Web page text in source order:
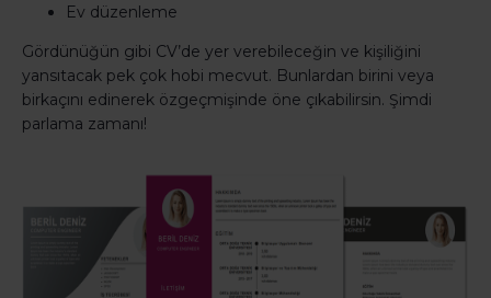
Ev düzenleme
Gördünüğün gibi CV’de yer verebileceğin ve kişiliğini
yansıtacak pek çok hobi mecvut. Bunlardan birini veya
birkaçını edinerek özgeçmişinde öne çıkabilirsin. Şimdi
parlama zamanı!